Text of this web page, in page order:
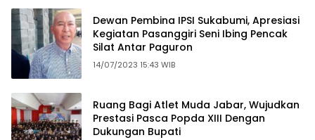
Dewan Pembina IPSI Sukabumi, Apresiasi
Kegiatan Pasanggiri Seni Ibing Pencak
Silat Antar Paguron
14/07/2023 15:43 WIB
Ruang Bagi Atlet Muda Jabar, Wujudkan
Prestasi Pasca Popda XIII Dengan
Dukungan Bupati